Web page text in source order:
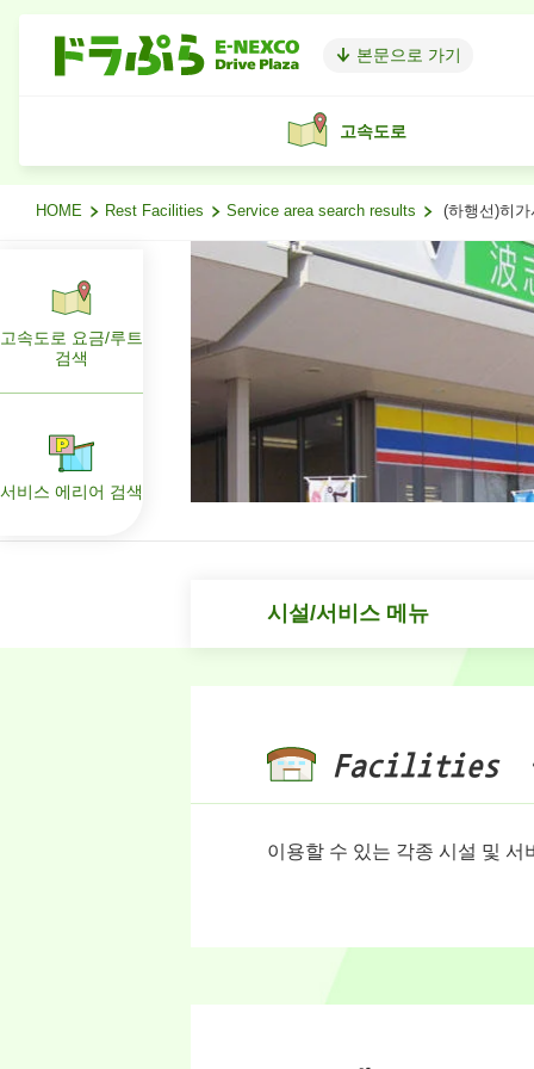
본문으로 가기
고속도로
HOME Rest Facilities Service area search results (하행선)히
시설/서비스 메뉴
Facilities
이용할 수 있는 각종 시설 및 서
고속도로 요금/루트
검색
서비스 에리어 검색